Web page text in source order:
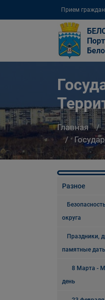
Прием граждан
Главная
Разное
округа
Праздники,
памятные
8 Марта -
день